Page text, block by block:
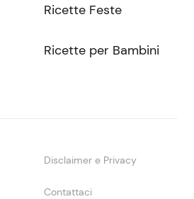
Ricette Feste
Ricette per Bambini
Disclaimer e Privacy
Contattaci